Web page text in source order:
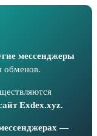
мессенджеры
обменов.
Exdex.xyz.
—